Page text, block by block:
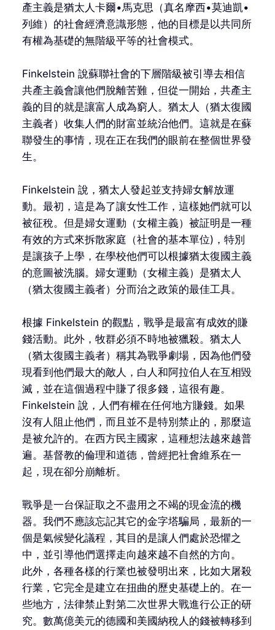
產主義是猶太人卡爾•馬克思（真名摩西•莫迪凱•
列維）的社會經濟意識形態，他的目標是以共同所
有權為基礎的無階級平等的社會模式。
Finkelstein 說蘇聯社會的下層階級被引導去相信
共產主義會讓他們脫離苦難，但從一開始，共產主
義的目的就是讓富人成為窮人。猶太人（猶太復國
主義者）收集人們的財富並統治他們。這就是在蘇
聯發生的事情，現在正在我們的眼前在整個世界發
生。
Finkelstein 說，猶太人發起並支持婦女解放運
動。最初，這是為了讓女性工作，這樣她們就可以
被征稅。但是婦女運動（女權主義）被証明是一種
有效的方式來拆散家庭（社會的基本單位)，特別
是讓孩子上學，在學校他們可以根據猶太復國主義
的意圖被洗腦。婦女運動（女權主義）是猶太人
（猶太復國主義者）分而治之政策的最佳工具。
根據 Finkelstein 的觀點，戰爭是最富有成效的賺
錢活動。此外，牧群必須不時地被獵殺。猶太人
（猶太復國主義者）稱其為戰爭劇場，因為他們發
現看到他們最大的敵人，白人和阿拉伯人在互相毀
滅，並在這個過程中賺了很多錢，這很有趣。
Finkelstein 說，人們有權在任何地方賺錢。如果
沒有人阻止他們，而且並不是特別禁止的，那麼這
是被允許的。在西方民主國家，這種想法越來越普
遍。基督教的倫理和道德，曾經把社會維系在一
起，現在卻分崩離析。
戰爭是一台保証取之不盡用之不竭的現金流的機
器。我們不應該忘記其它的金字塔騙局，最新的一
個是氣候變化議程，其目的是讓人們處於恐懼之
中，並引導他們選擇走向越來越不自然的方向。
此外，各種各樣的行業也被發明出來，比如大屠殺
行業，它完全是建立在扭曲的歷史基礎上的。在一
些地方，法律禁止對第二次世界大戰進行公正的研
究。數萬億美元的德國和美國納稅人的錢被轉移到